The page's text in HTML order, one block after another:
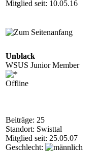
Mitglied seit: 10.05.16
Unblack
WSUS Junior Member
Offline
Beiträge: 25
Standort: Swisttal
Mitglied seit: 25.05.07
Geschlecht: